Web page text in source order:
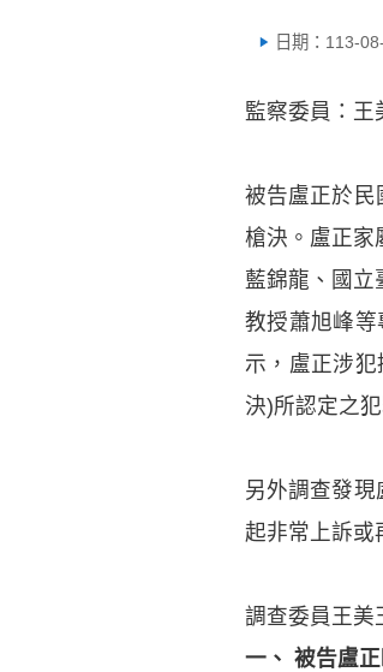
日期：113-
監察委員：王
被告盧正於民
槍決。盧正家
藍錦龍、國立
教授蕭旭峰
示，盧正涉
決)所認定之
另外調查發
起非常上訴或
調查委員王美
一、 被告盧